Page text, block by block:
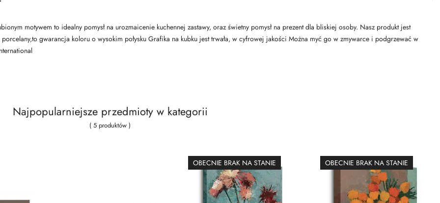
motywem to idealny pomysł na urozmaicenie kuchennej zastawy, oraz świetny pomysł na prezent dla bliskiej osoby. Nasz produkt jest
gwarancja koloru o wysokim połysku Grafika na kubku jest trwała, w cyfrowej jakości Można myć go w zmywarce i podgrzewać w
Najpopularniejsze przedmioty w kategorii
( 5 produktów )
OBECNIE BRAK NA STANIE OBECNIE BRAK NA STANIE